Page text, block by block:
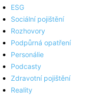
ESG
Sociální pojištění
Rozhovory
Podpůrná opatření
Personálie
Podcasty
Zdravotní pojištění
Reality